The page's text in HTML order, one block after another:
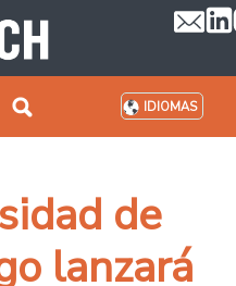
IDIOMAS
de
lanzará